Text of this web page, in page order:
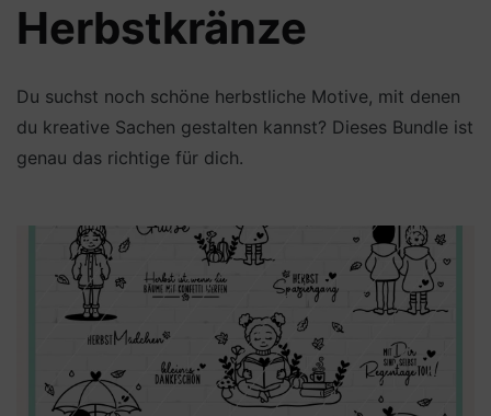
Herbstkränze
Du suchst noch schöne herbstliche Motive, mit denen
du kreative Sachen gestalten kannst? Dieses Bundle ist
genau das richtige für dich.